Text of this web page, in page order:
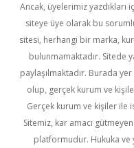
Ancak, üyelerimiz
siteye üye olarak bu
sitesi, herhangi bir marka,
bulunmamaktadır. Sitede
paylaşılmaktadır. Burada
olup, gerçek kurum ve
Gerçek kurum ve kişiler
Sitemiz, kar amacı
platformudur. Hukuka ve